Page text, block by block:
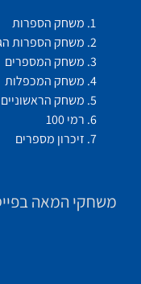
משחק הספרות
משחק הספרות
משחק המספרים
משחק המכפלות
משחק הראשוניים
רמי 100
זיכרון מספרים
משחקי המאה